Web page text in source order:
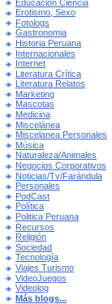
Educación Ciencia
Erotismo, Sexo
Fotologs
Gastronomia
Historia Peruana
Internacionales
Internet
Literatura Crítica
Literatura Relatos
Marketing
Mascotas
Medicina
Miscelánea
Miscelanea Personales
Música
Naturaleza/Animales
Negocios Corporativos
Noticias/Tv/Farándula
Personales
PodCast
Política
Politica Peruana
Recursos
Religión
Sociedad
Tecnología
Viajes Turismo
VideoJuegos
Videolog
Más blogs...